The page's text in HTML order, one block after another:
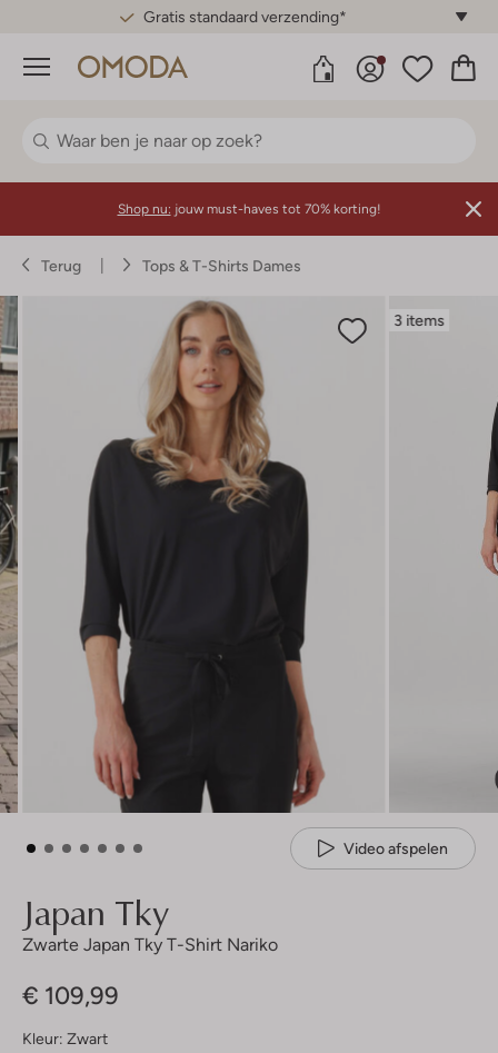
Gratis standaard verzending*
Menu
Shop nu: jouw must-haves tot 70% korting!
Terug Tops & T-Shirts Dames
3 items
Video afspelen
Japan Tky
Zwarte Japan Tky T-Shirt Nariko
€ 109,99
Kleur: Zwart